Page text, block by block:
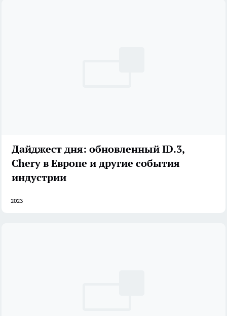
Дайджест дня: обновленный ID.3,
Chery в Европе и другие события
индустрии
2023